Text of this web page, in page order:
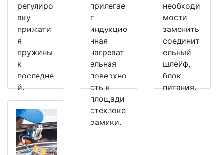
регулиро
вку
прижати
я
пружины
к
последне
й.
прилегае
т
индукцио
нная
нагреват
ельная
поверхно
сть к
площади
стеклоке
рамики.
необходи
мости
заменить
соединит
ельный
шлейф,
блок
питания.